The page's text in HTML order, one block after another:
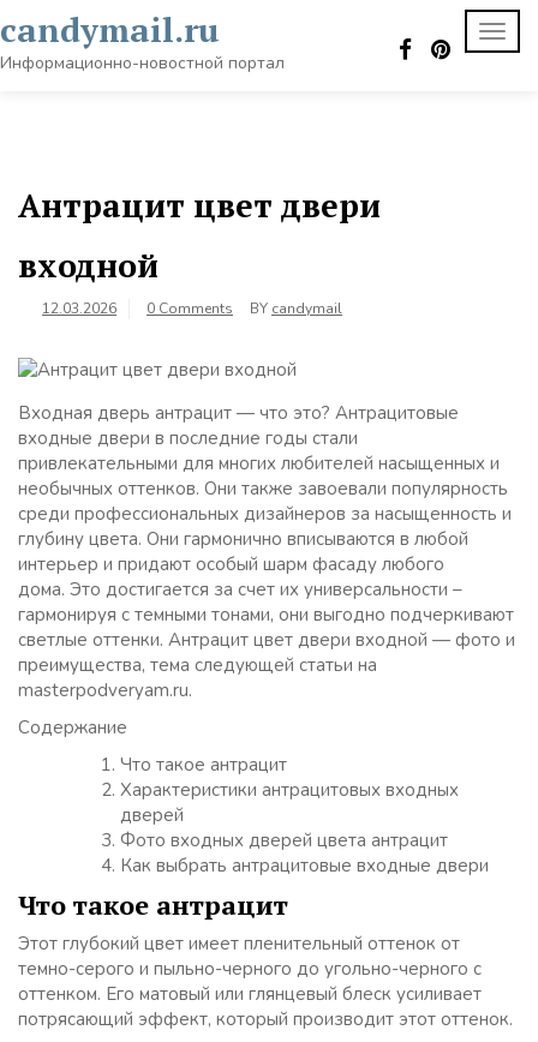
to
content
candymail.ru
Информационно-новостной портал
Антрацит цвет двери
входной
12.03.2026 0 Comments BY candymail
Входная дверь антрацит — что это? Антрацитовые
входные двери в последние годы стали
привлекательными для многих любителей насыщенных и
необычных оттенков. Они также завоевали популярность
среди профессиональных дизайнеров за насыщенность и
глубину цвета. Они гармонично вписываются в любой
интерьер и придают особый шарм фасаду любого
дома. Это достигается за счет их универсальности –
гармонируя с темными тонами, они выгодно подчеркивают
светлые оттенки. Антрацит цвет двери входной — фото и
преимущества, тема следующей статьи на
masterpodveryam.ru.
Содержание
Что такое антрацит
Характеристики антрацитовых входных
дверей
Фото входных дверей цвета антрацит
Как выбрать антрацитовые входные двери
Что такое антрацит
Этот глубокий цвет имеет пленительный оттенок от
темно-серого и пыльно-черного до угольно-черного с
оттенком. Его матовый или глянцевый блеск усиливает
потрясающий эффект, который производит этот оттенок.